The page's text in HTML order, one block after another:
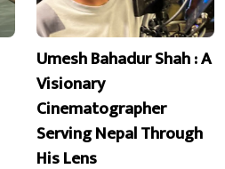
Umesh Bahadur Shah : A
Visionary
Cinematographer
Serving Nepal Through
His Lens